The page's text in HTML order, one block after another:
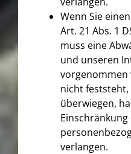
Wenn Sie
Art. 21 Abs. 1
muss eine
und unseren
vorgenommen
nicht feststeht,
überwiegen,
verlangen.